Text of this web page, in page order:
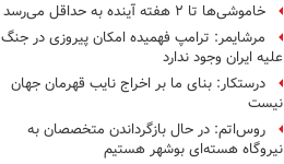
خاموشی‌ها تا ۲ هفته آینده به حداقل می‌رسد
مرشایمر: ترامپ فهمیده امکان پیروزی در جنگ
علیه ایران وجود ندارد
درستکار: بنای ما بر اخراج نایب قهرمان جهان
نیست
روس‌اتم: در حال بازگرداندن متخصصان به
نیروگاه هسته‌ای بوشهر هستیم